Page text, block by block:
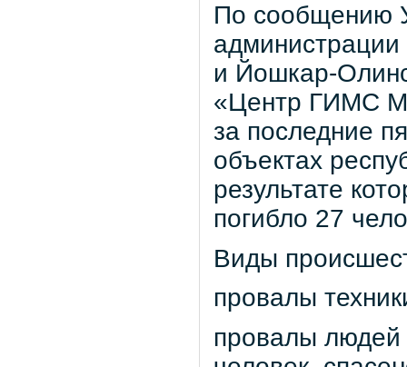
По сообщению
администрации
и Йошкар-
«Центр ГИМС
за последние
объектах
результате
погибло 27
Виды
провалы
провалы людей